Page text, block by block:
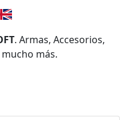
. Armas, Accesorios,
más.